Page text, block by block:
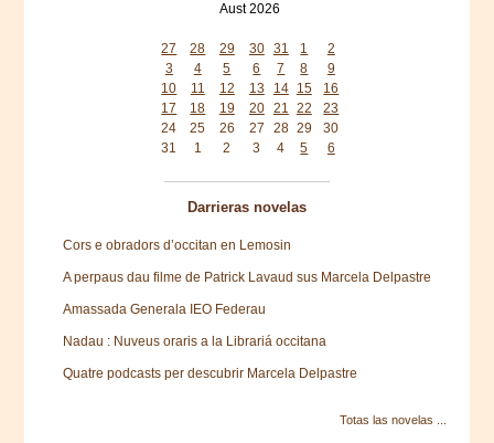
Aust 2026
27
28 29 30 31 1
2
3
4 5 6 7 8
9
10
11 12 13 14 15
16
17
18 19 20 21 22
23
24
25 26 27 28 29
30
31
1 2 3 4 5 6
Darrieras novelas
Cors e obradors d’occitan en Lemosin
A perpaus dau filme de Patrick Lavaud sus Marcela Delpastre
Amassada Generala IEO Federau
Nadau : Nuveus oraris a la Librariá occitana
Quatre podcasts per descubrir Marcela Delpastre
Totas las novelas ...